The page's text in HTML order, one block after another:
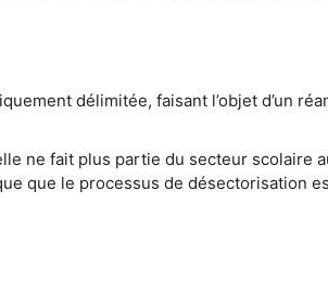
délimitée, faisant l’objet d’un
ne fait plus partie du secteur
que le processus de désectorisation